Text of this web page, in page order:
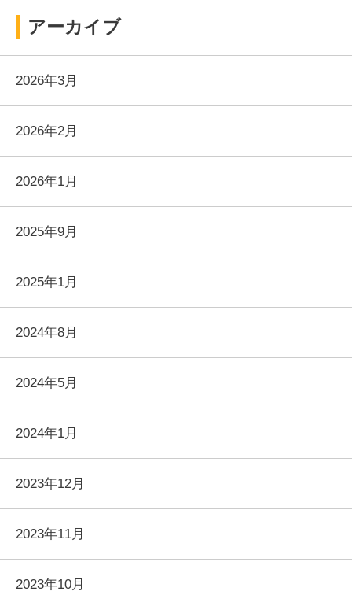
アーカイブ
2026年3月
2026年2月
2026年1月
2025年9月
2025年1月
2024年8月
2024年5月
2024年1月
2023年12月
2023年11月
2023年10月